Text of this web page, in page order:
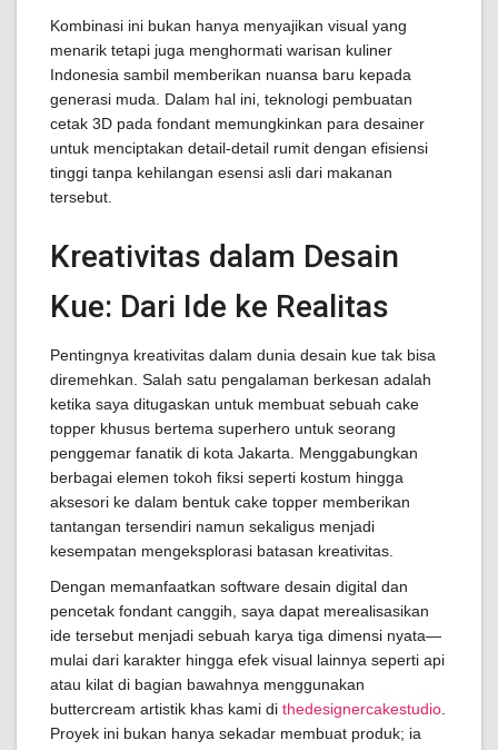
Kombinasi ini bukan hanya menyajikan visual yang
menarik tetapi juga menghormati warisan kuliner
Indonesia sambil memberikan nuansa baru kepada
generasi muda. Dalam hal ini, teknologi pembuatan
cetak 3D pada fondant memungkinkan para desainer
untuk menciptakan detail-detail rumit dengan efisiensi
tinggi tanpa kehilangan esensi asli dari makanan
tersebut.
Kreativitas dalam Desain
Kue: Dari Ide ke Realitas
Pentingnya kreativitas dalam dunia desain kue tak bisa
diremehkan. Salah satu pengalaman berkesan adalah
ketika saya ditugaskan untuk membuat sebuah cake
topper khusus bertema superhero untuk seorang
penggemar fanatik di kota Jakarta. Menggabungkan
berbagai elemen tokoh fiksi seperti kostum hingga
aksesori ke dalam bentuk cake topper memberikan
tantangan tersendiri namun sekaligus menjadi
kesempatan mengeksplorasi batasan kreativitas.
Dengan memanfaatkan software desain digital dan
pencetak fondant canggih, saya dapat merealisasikan
ide tersebut menjadi sebuah karya tiga dimensi nyata—
mulai dari karakter hingga efek visual lainnya seperti api
atau kilat di bagian bawahnya menggunakan
buttercream artistik khas kami di thedesignercakestudio
Proyek ini bukan hanya sekadar membuat produk; ia